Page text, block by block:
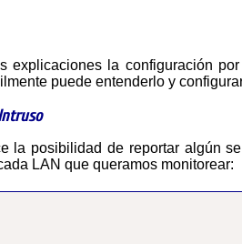
puede entenderlo y
la posibilidad de reportar algún
LAN que queramos monitorear: